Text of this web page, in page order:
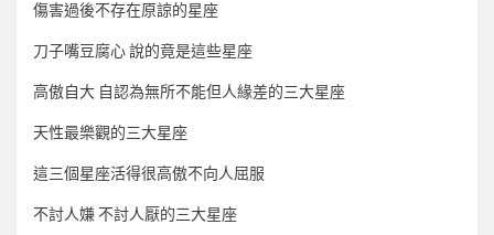
傷害過後不存在原諒的星座
刀子嘴豆腐心 說的竟是這些星座
高傲自大 自認為無所不能但人緣差的三大星座
天性最樂觀的三大星座
這三個星座活得很高傲不向人屈服
不討人嫌 不討人厭的三大星座